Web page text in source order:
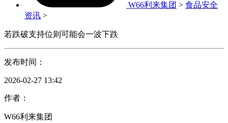
W66利来集团 > 食品安全
资讯 >
若跌破支持位则可能会一波下跌
发布时间：
2026-02-27 13:42
作者：
W66利来集团